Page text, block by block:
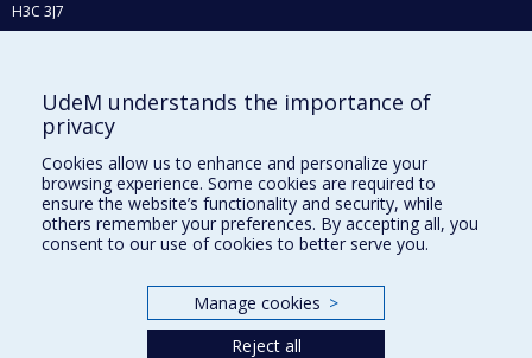
H3C 3J7
Who does what?
Find us
Site map
Accessibility
UdeM understands the importance of
privacy
Cookies allow us to enhance and personalize your
browsing experience. Some cookies are required to
ensure the website’s functionality and security, while
others remember your preferences. By accepting all, you
consent to our use of cookies to better serve you.
Manage cookies >
Reject all